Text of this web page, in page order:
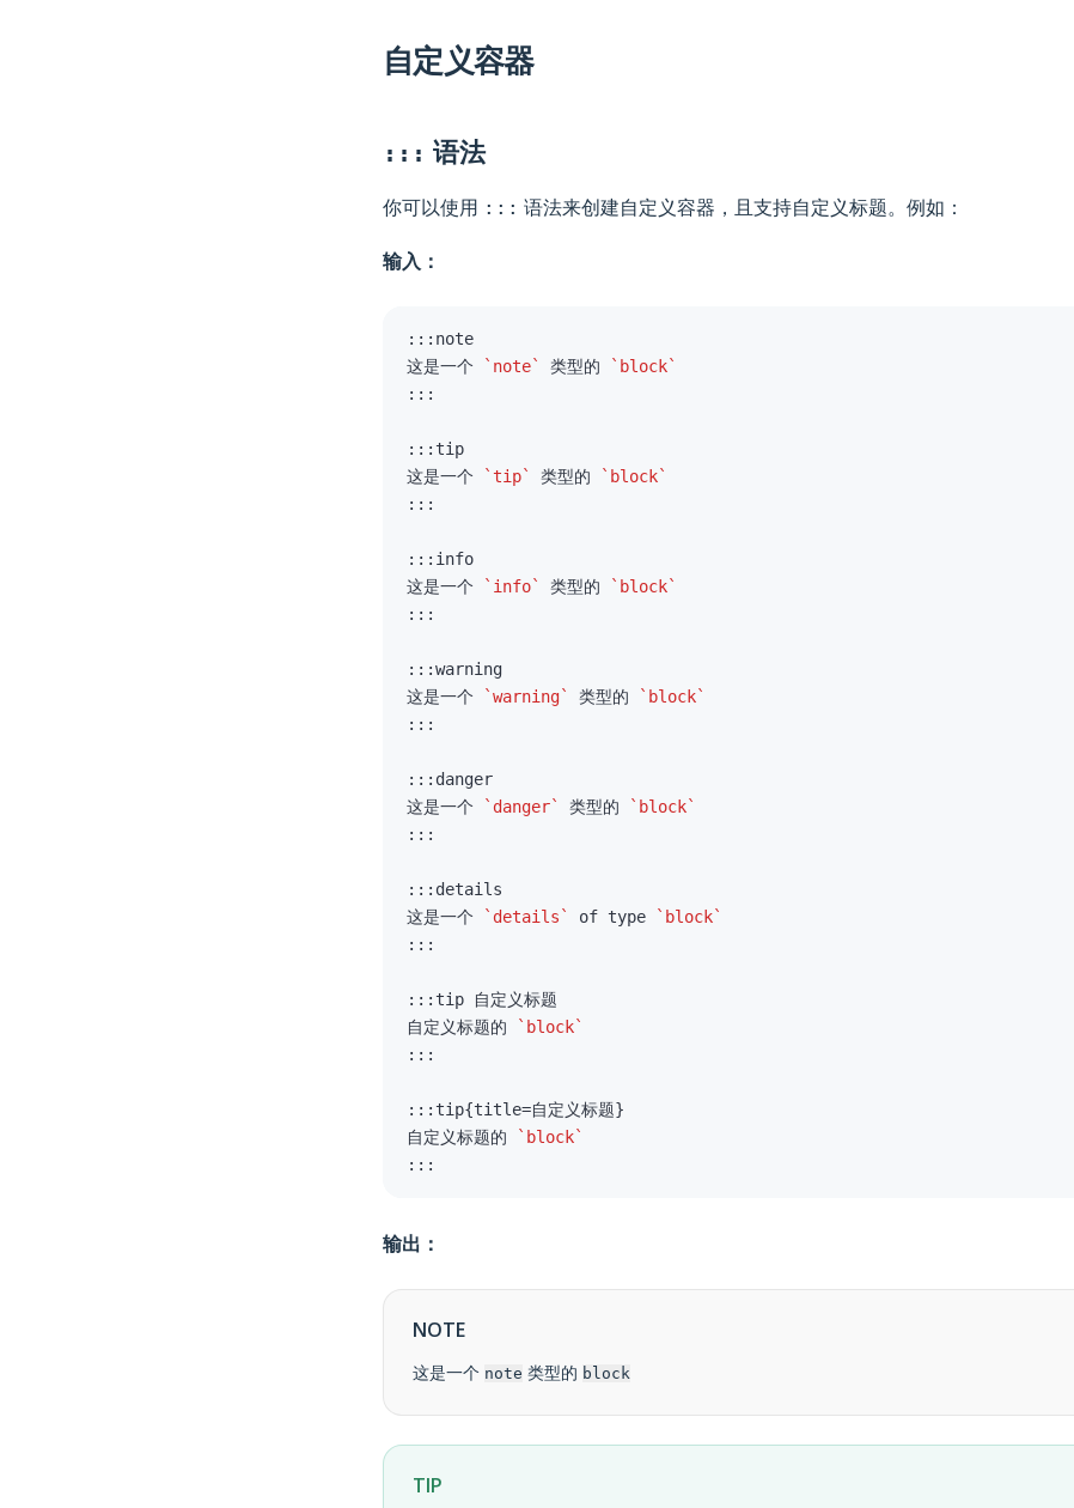
自定义容器
::: 语法
你可以使用 ::: 语法来创建自定义容器，且支持自定义标题。例如：
输入：
这是一个
`note` 类型的
`block`
这是一个
`tip` 类型的
`block`
这是一个
`info` 类型的
`block`
这是一个
`warning` 类型的
`block`
这是一个
`danger` 类型的
`block`
这是一个
`details` of type
`block`
自定义标题的
`block`
自定义标题的
`block`
:::
输出：
NOTE
这是一个 note 类型的 block
TIP